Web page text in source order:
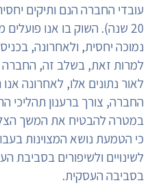
עובדי החברה הנם ותיקים
20 שנה). השוק בו אנו
נמוכה יחסית, ולאחרונה,
למרות זאת, בשלב זה, החברה
לאור נתונים אלו, לאחרונה
החברה, צורך ברענון תהליכי
במטרה להבטיח את המשך
כי הטמעת נושא המצוינות
לשינויים ולשיפורים בסביבת
בסביבה העסקית.